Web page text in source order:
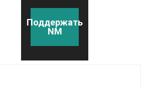
Поддержать
NM